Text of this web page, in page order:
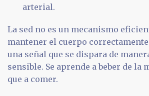
arterial.
La sed no es un mecanismo
mantener el cuerpo
una señal que se dispara de
sensible. Se aprende a beber de la
que a comer.